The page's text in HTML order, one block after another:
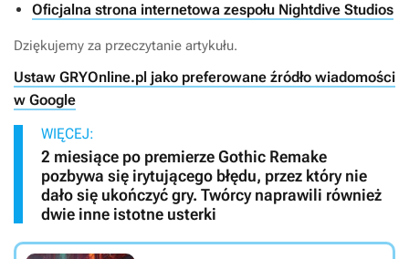
Oficjalna strona internetowa zespołu Nightdive Studios
Dziękujemy za przeczytanie artykułu.
Ustaw GRYOnline.pl jako preferowane źródło wiadomości
w Google
WIĘCEJ:
2 miesiące po premierze Gothic Remake
pozbywa się irytującego błędu, przez który nie
dało się ukończyć gry. Twórcy naprawili również
dwie inne istotne usterki